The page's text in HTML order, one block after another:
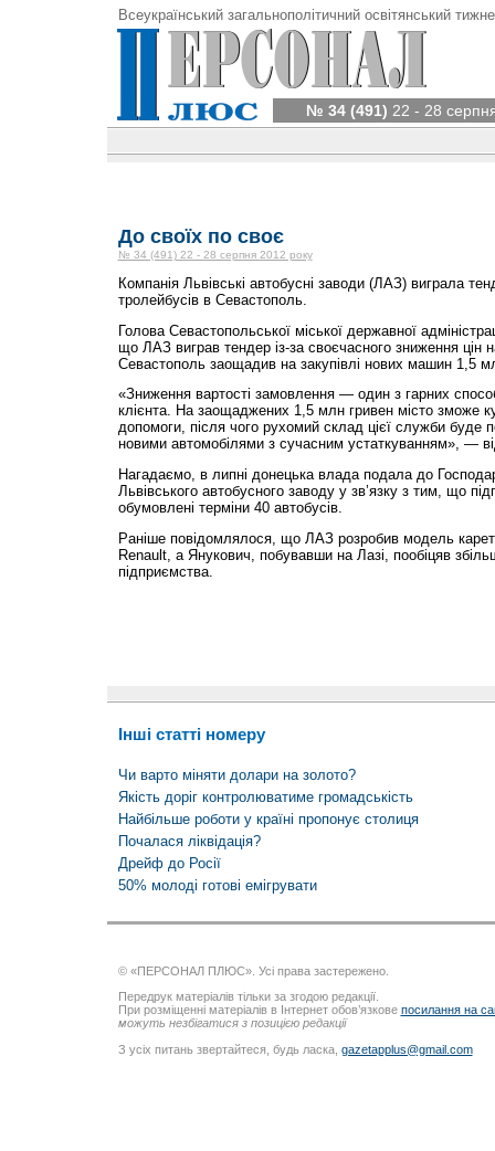
Всеукраїнський загальнополітичний освітянський
№ 34 (491) 22 - 28
До своїх по своє
№ 34 (491) 22 - 28 серпня 2012 року
Компанія Львівські автобусні заводи (ЛАЗ) виграла
тролейбусів в Севастополь.
Голова Севастопольської міської державної
що ЛАЗ виграв тендер із-за своєчасного зниження цін
Севастополь заощадив на закупівлі нових машин 1,5
«Зниження вартості замовлення — один з гарних
клієнта. На заощаджених 1,5 млн гривен місто зможе
допомоги, після чого рухомий склад цієї служби буде
новими автомобілями з сучасним устаткуванням», —
Нагадаємо, в липні донецька влада подала до
Львівського автобусного заводу у зв’язку з тим, що
обумовлені терміни 40 автобусів.
Раніше повідомлялося, що ЛАЗ розробив модель
Renault, а Янукович, побувавши на Лазі, пообіцяв
підприємства.
Інші статті номеру
Чи варто міняти долари на золото?
Якість доріг контролюватиме громадськість
Найбільше роботи у країні пропонує столиця
Почалася ліквідація?
Дрейф до Росії
50% молоді готові емігрувати
© «ПЕРСОНАЛ ПЛЮС». Усі права застережено.
Передрук матеріалів тільки за згодою редакції.
При розміщенні матеріалів в Інтернет обов’язкове посилання на
можуть незбігатися з позицією редакції
З усіх питань звертайтеся, будь ласка, gazetapplus@gmail.com